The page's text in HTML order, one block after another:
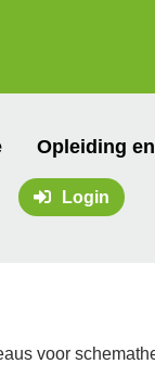
Opleiding
Login
voor